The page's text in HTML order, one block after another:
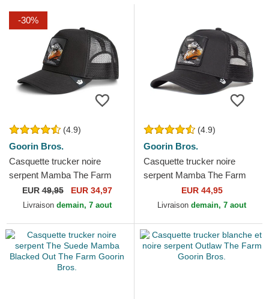
-30%
(4.9)
Goorin Bros.
Casquette trucker noire
serpent Mamba The Farm
Premium Goorin Bros.
EUR49,95 EUR 34,97
Livraison demain, 7 aout
(4.9)
Goorin Bros.
Casquette trucker noire
serpent Mamba The Farm
Goorin Bros.EUR 44,95
Livraison demain, 7 aout